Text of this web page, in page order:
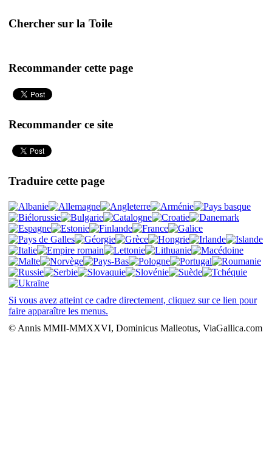
Chercher sur la Toile
Recommander cette page
Recommander ce site
Traduire cette page
Si vous avez atteint ce cadre directement, cliquez sur ce lien pour
faire apparaître les menus.
© Annis MMII-MMXXVI, Dominicus Malleotus, ViaGallica.com